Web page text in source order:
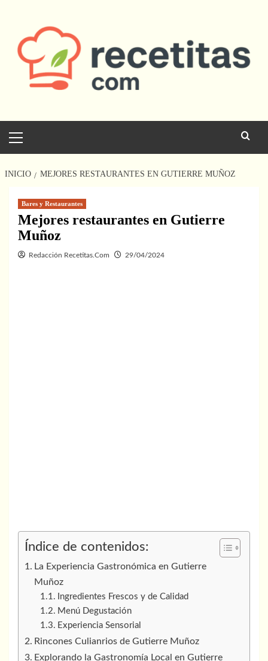
contenido
principal
INICIO MEJORES RESTAURANTES EN GUTIERRE MUÑOZ
Bares y Restaurantes
Mejores restaurantes en Gutierre
Muñoz
Redacción Recetitas.Com 29/04/2024
Índice de contenidos:
La Experiencia Gastronómica en Gutierre
Muñoz
Ingredientes Frescos y de Calidad
Menú Degustación
Experiencia Sensorial
Rincones Culianrios de Gutierre Muñoz
Explorando la Gastronomía Local en Gutierre